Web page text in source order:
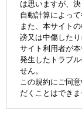
は思いますが、
自動計算によって
また、本サイト
謗又は中傷した
サイト利用者が
発生したトラブ
せん。
この規約にご同
だくことはでき